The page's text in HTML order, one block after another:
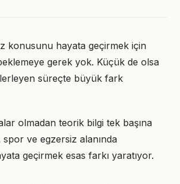
konusunu hayata geçirmek için
gerek yok. Küçük de olsa
süreçte büyük fark
olmadan teorik bilgi tek başına
ve egzersiz alanında
geçirmek esas farkı yaratıyor.